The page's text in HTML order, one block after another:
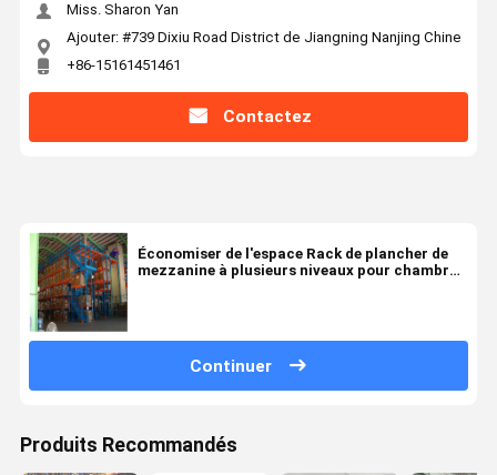
Miss. Sharon Yan
Ajouter: #739 Dixiu Road District de Jiangning Nanjing Chine
+86-15161451461
Contactez
Économiser de l'espace Rack de plancher de
mezzanine à plusieurs niveaux pour chambre
Continuer
Produits Recommandés